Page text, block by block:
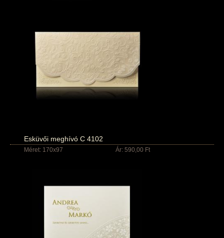
Esküvői meghívó C 4102
Méret: 170x97 Ár: 590,00 Ft